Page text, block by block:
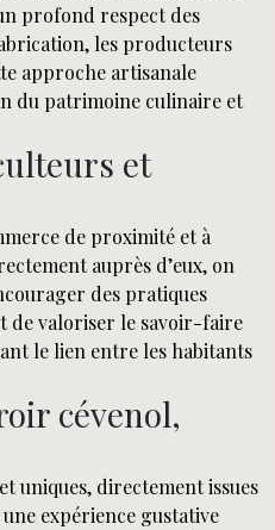
profond respect des
les producteurs
approche artisanale
du patrimoine culinaire et
et
de proximité et à
auprès d’eux, on
des pratiques
de valoriser le savoir-faire
le lien entre les habitants
cévenol,
uniques, directement issues
expérience gustative